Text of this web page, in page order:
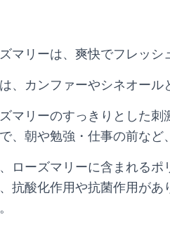
マリーは、爽快でフレッシ
、カンファーやシネオール
マリーのすっきりとした
、朝や勉強・仕事の前など
ローズマリーに含まれる
抗酸化作用や抗菌作用が